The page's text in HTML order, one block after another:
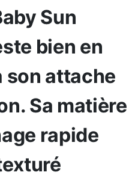
Sun
bien en
son attache
Sa matière
rapide